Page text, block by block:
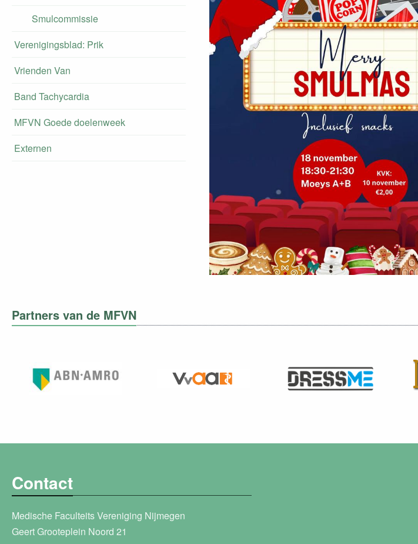
Smulcommissie
Verenigingsblad: Prik
Vrienden Van
Band Tachycardia
MFVN Goede doelenweek
Externen
Partners van de MFVN
Contact
Medische Faculteits Vereniging Nijmegen
Geert Grooteplein Noord 21